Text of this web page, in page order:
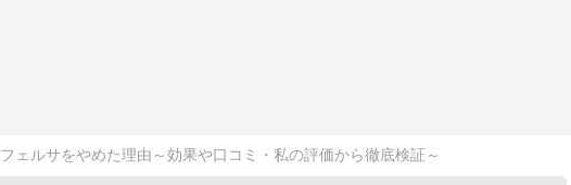
フェルサをやめた理由～効果や口コミ・私の評価から徹底検証～